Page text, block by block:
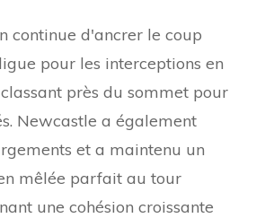
continue d'ancrer le coup
pour les interceptions en
près du sommet pour
Newcastle a également
et a maintenu un
mêlée parfait au tour
une cohésion croissante